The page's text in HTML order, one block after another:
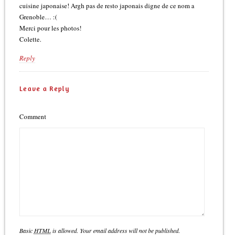
cuisine japonaise! Argh pas de resto japonais digne de ce nom a
Grenoble… :(
Merci pour les photos!
Colette.
Reply
Leave a Reply
Comment
Basic HTMLis allowed. Your email address will not be published.